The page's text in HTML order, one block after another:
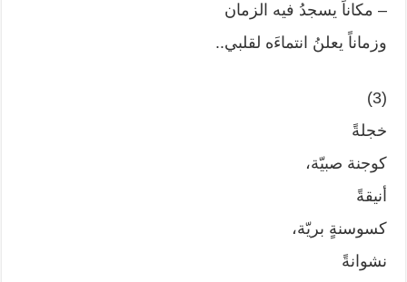
– مكاناً يسجدُ فيه الزمان
وزماناً يعلنُ انتماءَه لقلبي..
(3)
خجلةً
كوجنة صبيّة،
أنيقةً
كسوسنةٍ بريّة،
نشوانةً